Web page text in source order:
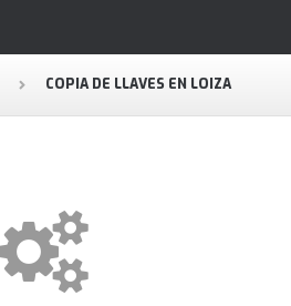
COPIA DE LLAVES EN LOIZA